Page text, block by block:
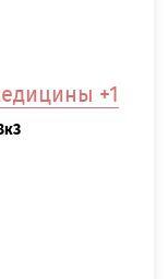
+1